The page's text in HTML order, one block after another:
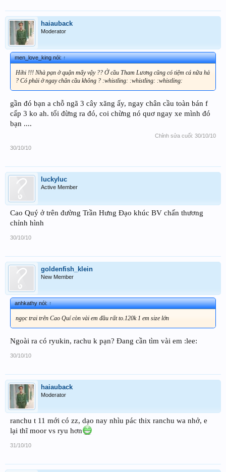
haiauback
Moderator
men_love_king nói:↑
Hihi !!! Nhà pạn ở quận mấy vậy ?? Ở cầu Tham Lương cũng có tiệm cá nữa hả
? Có phải ở ngay chân cầu không ? :whistling: :whistling: :whistling:
gần đó bạn a chỗ ngã 3 cây xăng ấy, ngay chân cầu toàn bán f
cấp 3 ko ah. tối đừng ra đó, coi chừng nó quơ ngay xe mình đó
bạn ....
Chỉnh sửa cuối: 30/10/10
30/10/10
luckyluc
Active Member
Cao Quý ở trên đường Trần Hưng Đạo khúc BV chấn thương
chỉnh hình
30/10/10
goldenfish_klein
New Member
anhkathy nói:↑
ngọc trai trên Cao Quí còn vài em đầu rất to.120k 1 em size lớn
Ngoài ra có ryukin, rachu k pạn? Đang cần tìm vài em :lee:
30/10/10
haiauback
Moderator
ranchu t 11 mới có zz, dạo nay nhìu pác thix ranchu wa nhở, e
lại thĩ moor vs ryu hơn
31/10/10